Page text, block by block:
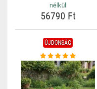
nélkül
56790 Ft
ÚJDONSÁG